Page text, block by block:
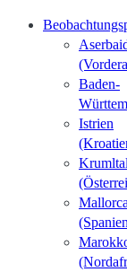
Baden-
Istrien
Krumltal
Mallorca